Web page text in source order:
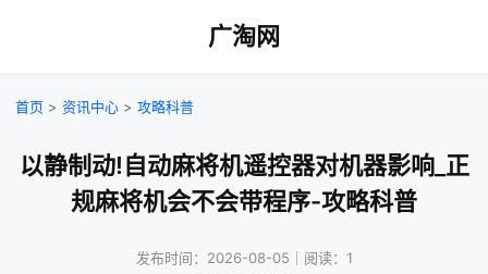
广淘网
首页 > 资讯中心 > 攻略科普
以静制动!自动麻将机遥控器对机器影响_正
规麻将机会不会带程序-攻略科普
发布时间：2026-08-05｜阅读：1